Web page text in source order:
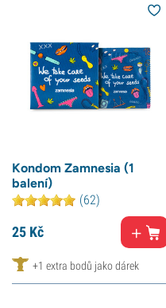
Kondom Zamnesia (1
balení)
(62)
25 Kč
+1 extra bodů jako dárek